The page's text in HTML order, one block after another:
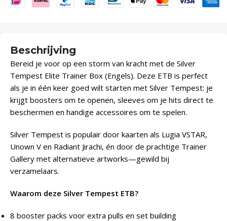
Beschrijving
Bereid je voor op een storm van kracht met de Silver
Tempest Elite Trainer Box (Engels). Deze ETB is perfect
als je in één keer goed wilt starten met Silver Tempest: je
krijgt boosters om te openen, sleeves om je hits direct te
beschermen en handige accessoires om te spelen.
Silver Tempest is populair door kaarten als Lugia VSTAR,
Unown V en Radiant Jirachi, én door de prachtige Trainer
Gallery met alternatieve artworks—gewild bij
verzamelaars.
Waarom deze Silver Tempest ETB?
8 booster packs voor extra pulls en set building